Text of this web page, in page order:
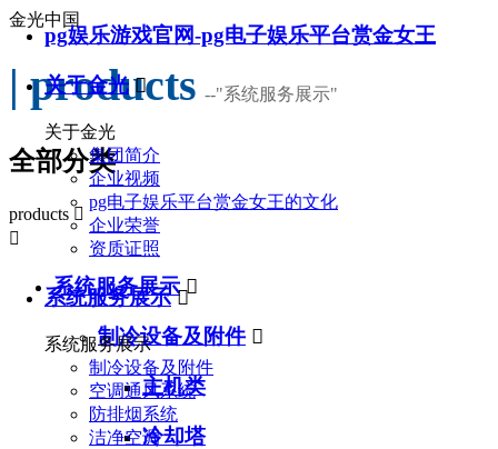
pg娱乐游戏官网-pg电子娱乐平台赏金女王
关于金光 
关于金光
集团简介
企业视频
pg电子娱乐平台赏金女王的文化
企业荣誉
资质证照
系统服务展示 
系统服务展示
制冷设备及附件
空调通风系统
防排烟系统
洁净空调
金光中国
| products --"系统服务展示"
全部分类
products 

系统服务展示 
制冷设备及附件 
主机类
冷却塔